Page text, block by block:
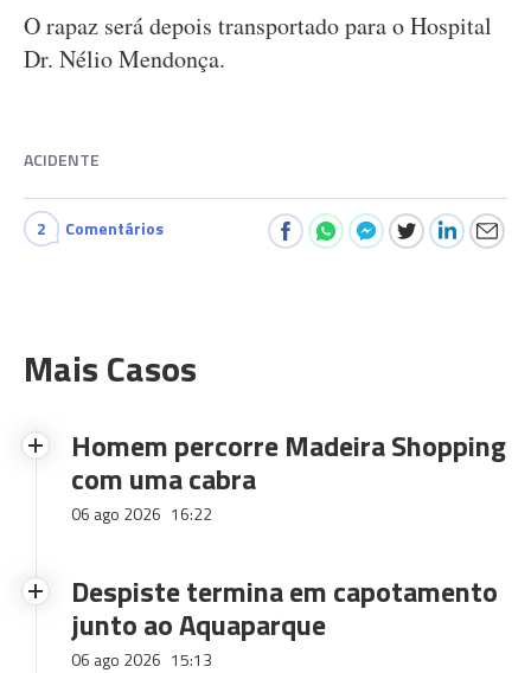
O rapaz será depois transportado para o Hospital
Dr. Nélio Mendonça.
ACIDENTE
2 Comentários
Mais Casos
Homem percorre Madeira Shopping
com uma cabra
06 ago 2026 16:22
Despiste termina em capotamento
junto ao Aquaparque
06 ago 2026 15:13